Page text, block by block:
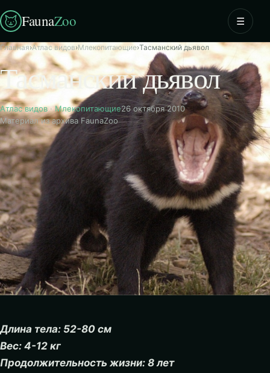
FaunaZoo ☰
Главная›Атлас видов›Млекопитающие›Тасманский дьявол
Тасманский дьявол
Атлас видов·Млекопитающие26 октября 2010
Материал из архива FaunaZoo
Длина тела: 52-80 см
Вес: 4-12 кг
Продолжительность жизни: 8 лет